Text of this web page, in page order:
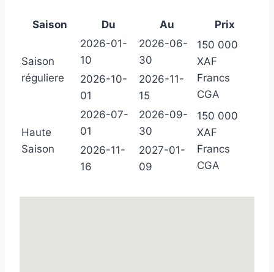
Saison Du Au Prix
Saison
réguliere
2026-01-
10
2026-06-
30
150 000
XAF
Francs
CGA
2026-10-
01
2026-11-
15
Haute
Saison
2026-07-
01
2026-09-
30
150 000
XAF
Francs
CGA
2026-11-
16
2027-01-
09